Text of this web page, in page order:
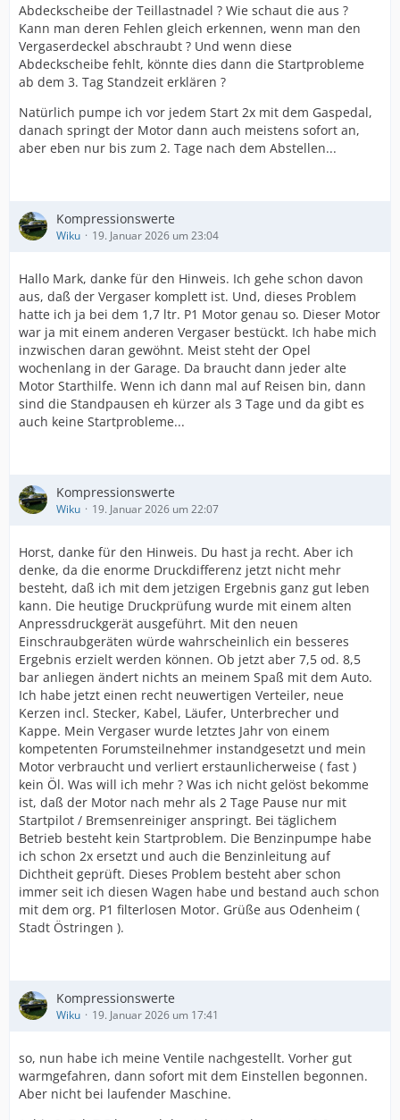
Abdeckscheibe der Teillastnadel ? Wie schaut die aus ?
Kann man deren Fehlen gleich erkennen, wenn man den
Vergaserdeckel abschraubt ? Und wenn diese
Abdeckscheibe fehlt, könnte dies dann die Startprobleme
ab dem 3. Tag Standzeit erklären ?
Natürlich pumpe ich vor jedem Start 2x mit dem Gaspedal,
danach springt der Motor dann auch meistens sofort an,
aber eben nur bis zum 2. Tage nach dem Abstellen...
Kompressionswerte
Wiku 19. Januar 2026 um 23:04
Hallo Mark, danke für den Hinweis. Ich gehe schon davon
aus, daß der Vergaser komplett ist. Und, dieses Problem
hatte ich ja bei dem 1,7 ltr. P1 Motor genau so. Dieser Motor
war ja mit einem anderen Vergaser bestückt. Ich habe mich
inzwischen daran gewöhnt. Meist steht der Opel
wochenlang in der Garage. Da braucht dann jeder alte
Motor Starthilfe. Wenn ich dann mal auf Reisen bin, dann
sind die Standpausen eh kürzer als 3 Tage und da gibt es
auch keine Startprobleme...
Kompressionswerte
Wiku 19. Januar 2026 um 22:07
Horst, danke für den Hinweis. Du hast ja recht. Aber ich
denke, da die enorme Druckdifferenz jetzt nicht mehr
besteht, daß ich mit dem jetzigen Ergebnis ganz gut leben
kann. Die heutige Druckprüfung wurde mit einem alten
Anpressdruckgerät ausgeführt. Mit den neuen
Einschraubgeräten würde wahrscheinlich ein besseres
Ergebnis erzielt werden können. Ob jetzt aber 7,5 od. 8,5
bar anliegen ändert nichts an meinem Spaß mit dem Auto.
Ich habe jetzt einen recht neuwertigen Verteiler, neue
Kerzen incl. Stecker, Kabel, Läufer, Unterbrecher und
Kappe. Mein Vergaser wurde letztes Jahr von einem
kompetenten Forumsteilnehmer instandgesetzt und mein
Motor verbraucht und verliert erstaunlicherweise ( fast )
kein Öl. Was will ich mehr ? Was ich nicht gelöst bekomme
ist, daß der Motor nach mehr als 2 Tage Pause nur mit
Startpilot / Bremsenreiniger anspringt. Bei täglichem
Betrieb besteht kein Startproblem. Die Benzinpumpe habe
ich schon 2x ersetzt und auch die Benzinleitung auf
Dichtheit geprüft. Dieses Problem besteht aber schon
immer seit ich diesen Wagen habe und bestand auch schon
mit dem org. P1 filterlosen Motor. Grüße aus Odenheim (
Stadt Östringen ).
Kompressionswerte
Wiku 19. Januar 2026 um 17:41
so, nun habe ich meine Ventile nachgestellt. Vorher gut
warmgefahren, dann sofort mit dem Einstellen begonnen.
Aber nicht bei laufender Maschine.